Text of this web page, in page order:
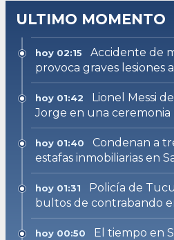
ULTIMO MOMENTO
hoy 02:15
Accidente de
provoca graves lesiones
hoy 01:42
Lionel Messi
Jorge en una ceremonia
hoy 01:40
Condenan a
estafas inmobiliarias en
hoy 01:31
Policía de
bultos de contrabando
hoy 00:50
El tiempo en